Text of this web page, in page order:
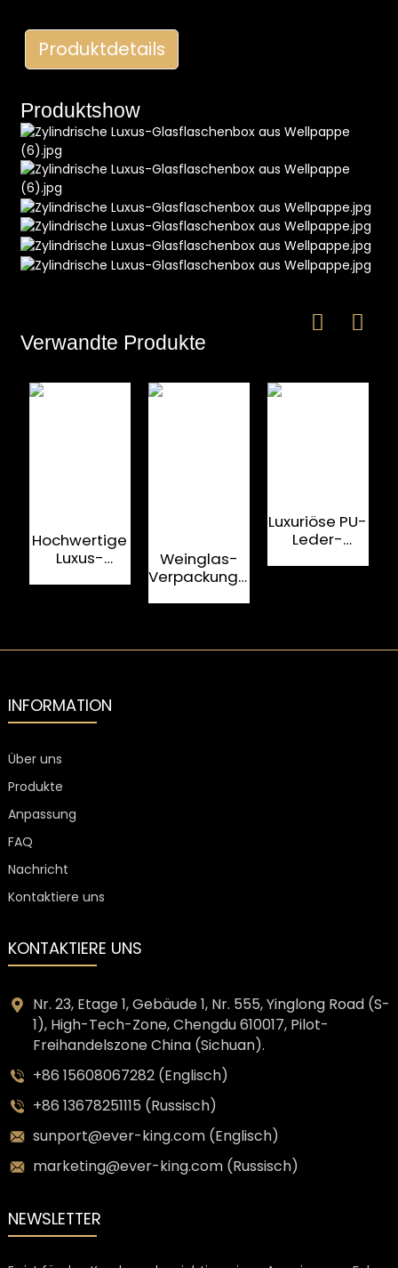
Produktdetails
Produktshow
Verwandte Produkte
Hochwertige
Luxus-
für Brandy
Weinglas-
Verpackungsboxen
kundenspezifischer
Luxuriöse PU-
Leder-
INFORMATION
Über uns
Produkte
Anpassung
FAQ
Nachricht
Kontaktiere uns
KONTAKTIERE UNS
Nr. 23, Etage 1, Gebäude 1, Nr. 555, Yinglong Road (S-
1), High-Tech-Zone, Chengdu 610017, Pilot-
Freihandelszone China (Sichuan).
+86 15608067282 (Englisch)
+86 13678251115 (Russisch)
sunport@ever-king.com (Englisch)
marketing@ever-king.com (Russisch)
NEWSLETTER